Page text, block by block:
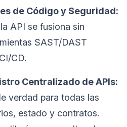
de Código y Seguridad:
API se fusiona sin
SAST/DAST
CD.
Centralizado de APIs:
verdad para todas las
estado y contratos.